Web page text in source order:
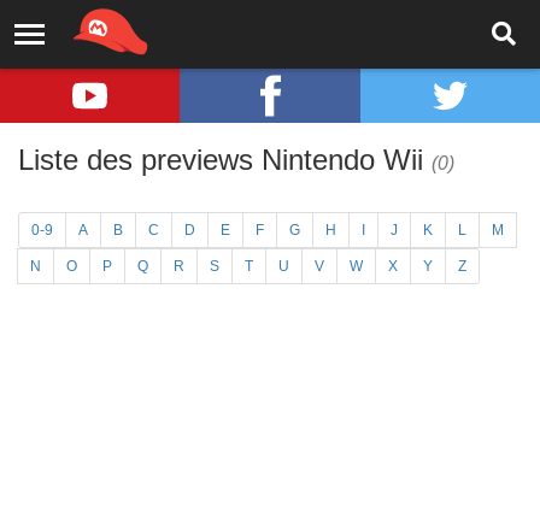
Liste des previews Nintendo Wii (0)
0-9 A B C D E F G H J K L M
N O P Q R S T U V W X Y Z